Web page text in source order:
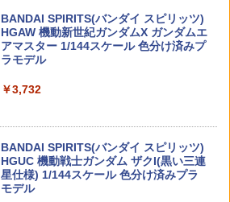
￥2,180
ククラブ AE86 トレノ'85(トヨタ) 【No.
【最大1,000円OFFクーポン11日1:59
￥8,250
MDLX 『ロックマンX』 ゼロ (塗装済み
【お得なまとめ書い】東京マルイ シリコ
ンメンテナンススプレー 70ml 2本セット
￥1,107
ニピストル キーチェーン
￥1,162
￥1,911
ドローン 100g未満 カメラ付き 免許不要
日 小型 高画質 高性能 空撮 練習機 室内
折りたたみ 人気 安定性
￥2,480
TAMASHII NATIONS S.H.フィギュアー
ツ ONE PIECE シャンクス -マリンフォ
ード頂上決戦- 約165mm PVC&ABS&布
TAMASHII NATIONS S.H.フィギュアー
ツ 攻殻機動隊 THE GHOST IN THE SHE
LL 草薙素子 約140mm PVC&ABS製 塗
BANDAI SPIRITS(バンダイ スピリッツ)
HGAW 機動新世紀ガンダムX ガンダムエ
アマスター 1/144スケール 色分け済みプ
ラモデル
￥3,732
BANDAI SPIRITS(バンダイ スピリッツ)
HGUC 機動戦士ガンダム ザクI(黒い三連
星仕様) 1/144スケール 色分け済みプラ
モデル